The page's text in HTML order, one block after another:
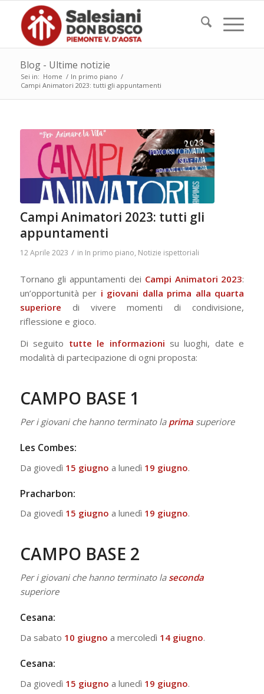
Blog - Ultime notizie
Sei in: Home / In primo piano /
Campi Animatori 2023: tutti gli appuntamenti
Campi Animatori 2023: tutti gli
appuntamenti
12 Aprile 2023 / in In primo piano, Notizie ispettoriali
Tornano gli appuntamenti dei Campi Animatori 2023:
un’opportunità per i giovani dalla prima alla quarta
superiore di vivere momenti di condivisione,
riflessione e gioco.
Di seguito tutte le informazioni su luoghi, date e
modalità di partecipazione di ogni proposta:
CAMPO BASE 1
Per i giovani che hanno terminato la primasuperiore
Les Combes:
Da giovedì 15 giugno a lunedì 19 giugno.
Pracharbon:
Da giovedì 15 giugno a lunedì 19 giugno.
CAMPO BASE 2
Per i giovani che hanno terminato la seconda
superiore
Cesana:
Da sabato 10 giugno a mercoledì 14 giugno.
Cesana:
Da giovedì 15 giugno a lunedì 19 giugno.